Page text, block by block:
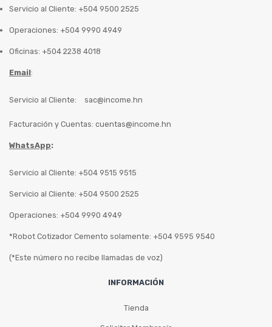
Servicio al Cliente: +504 9500 2525
Operaciones: +504 9990 4949
Oficinas: +504 2238 4018
Email:
Servicio al Cliente: sac@income.hn
Facturación y Cuentas: cuentas@income.hn
WhatsApp:
Servicio al Cliente: +504 9515 9515
Servicio al Cliente: +504 9500 2525
Operaciones: +504 9990 4949
*Robot Cotizador Cemento solamente: +504 9595 9540
(*Este número no recibe llamadas de voz)
INFORMACIÓN
Tienda